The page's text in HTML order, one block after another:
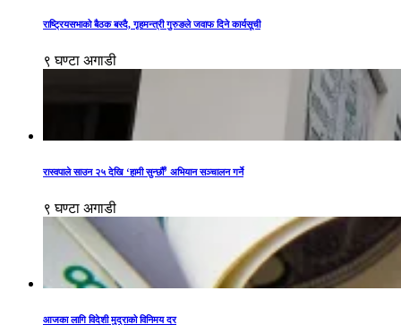
राष्ट्रियसभाको बैठक बस्दै, गृहमन्त्री गुरुङले जवाफ दिने कार्यसूची
९ घण्टा अगाडी
रास्वपाले साउन २५ देखि ‘हामी सुन्छौँ’ अभियान सञ्चालन गर्ने
९ घण्टा अगाडी
आजका लागि विदेशी मुद्राको विनिमय दर